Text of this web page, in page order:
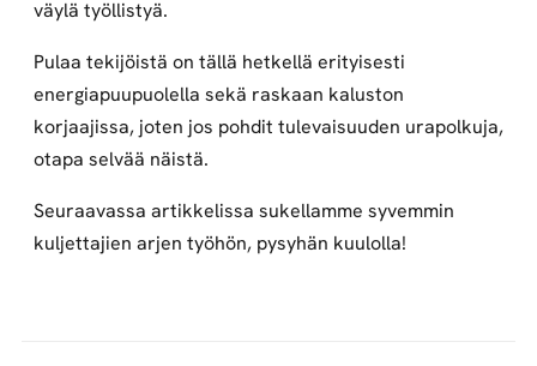
väylä työllistyä.
Pulaa tekijöistä on tällä hetkellä erityisesti
energiapuupuolella sekä raskaan kaluston
korjaajissa, joten jos pohdit tulevaisuuden urapolkuja,
otapa selvää näistä.
Seuraavassa artikkelissa sukellamme syvemmin
kuljettajien arjen työhön, pysyhän kuulolla!